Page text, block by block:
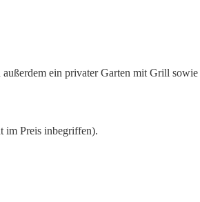
ein privater Garten mit Grill
im Preis inbegriffen).